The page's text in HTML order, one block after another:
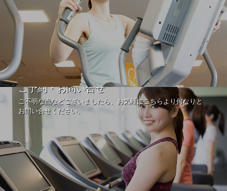
ご予約・お問い合せ
ご不明な点などございましたら、お気軽にこちらより何なりと
お問い合せください。